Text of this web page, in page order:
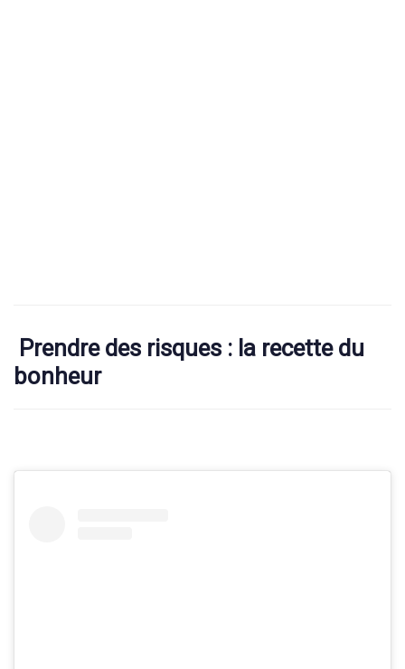
Prendre des risques : la recette du
bonheur